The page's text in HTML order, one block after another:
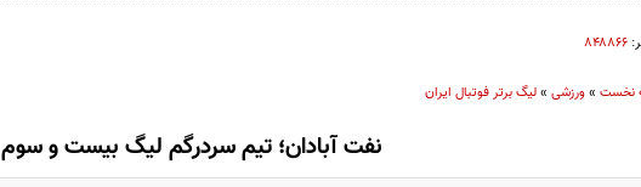
۸۴۸۸۶۶
نخست»ورزشی»لیگ برتر فوتبال ایران
نفت آبادان؛ تیم سردرگم لیگ بیست و سوم